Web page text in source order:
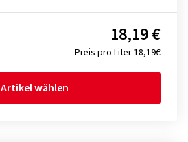
Preis pro Liter 18,19€
18,19 €
Artikel wählen